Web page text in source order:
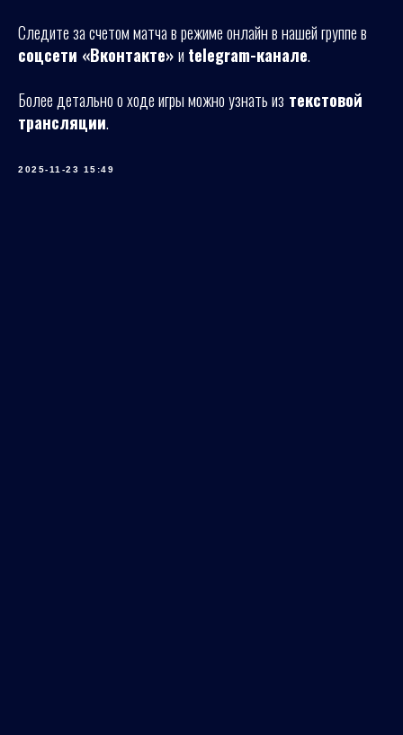
Следите за счетом матча в режиме онлайн в нашей группе в
соцсети «Вконтакте»и telegram-канале.
Более детально о ходе игры можно узнать из текстовой
трансляции.
2025-11-23 15:49